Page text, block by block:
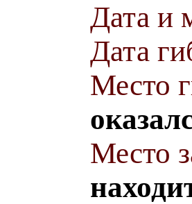
Дата и
Дата
Место
Место